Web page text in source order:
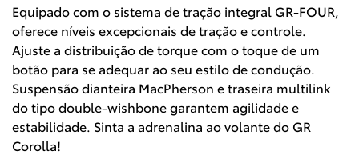
Equipado com o sistema de tração integral GR-FOUR,
oferece níveis excepcionais de tração e controle.
Ajuste a distribuição de torque com o toque de um
botão para se adequar ao seu estilo de condução.
Suspensão dianteira MacPherson e traseira multilink
do tipo double-wishbone garantem agilidade e
estabilidade. Sinta a adrenalina ao volante do GR
Corolla!